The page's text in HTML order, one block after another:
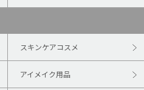
スキンケアコスメ
アイメイク用品